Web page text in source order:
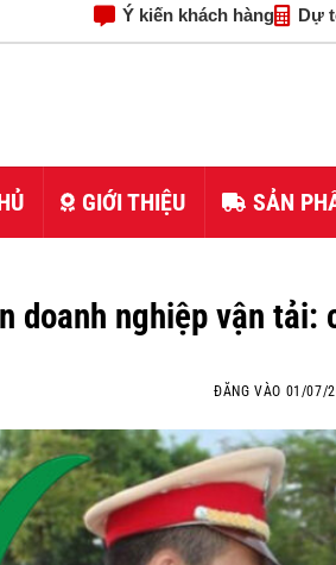
Ý kiến khách hàng Dự
GIỚI THIỆU SẢN
doanh nghiệp vận
ĐĂNG VÀO 01/07/